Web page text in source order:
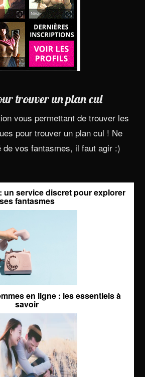
trouver un plan cul
vous permettant de trouver les
pour trouver un plan cul ! Ne
de vos fantasmes, il faut agir :)
un service discret pour explorer
ses fantasmes
en ligne : les essentiels à
savoir